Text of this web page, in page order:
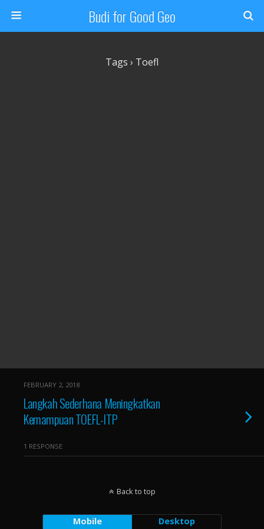
Budi for Good Geo
Tags › Toefl
FEBRUARY 2, 2018
Langkah Sederhana Meningkatkan
Kemampuan TOEFL-ITP
1 RESPONSE
Back to top
Mobile Desktop